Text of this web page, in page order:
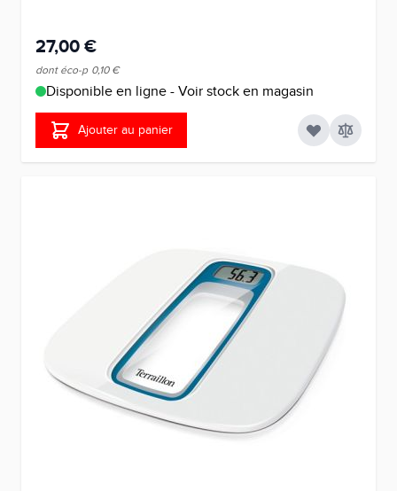
27,00 €
dont éco-p 0,10 €
Disponible en ligne - Voir stock en magasin
Ajouter au panier